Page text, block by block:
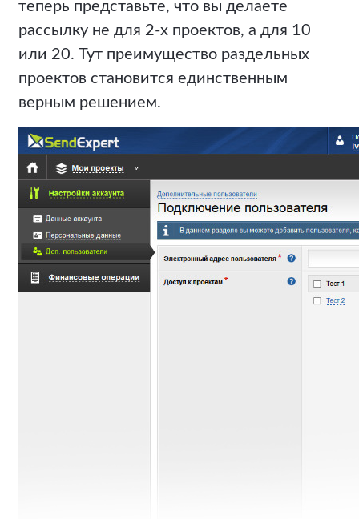
теперь представьте, что вы делаете
рассылку не для 2-х проектов, а для 10
или 20. Тут преимущество раздельных
проектов становится единственным
верным решением.